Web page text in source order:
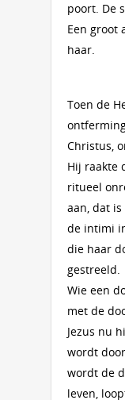
poort. De
Een groot
haar.
Toen de
Christus,
Hij raakte
ritueel
aan, dat
de intimi
die haar
gestreeld.
Wie een
met de
Jezus nu
wordt
wordt de
leven,